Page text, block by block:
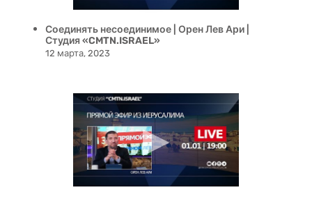
Соединять несоединимое | Орен Лев Ари |
Студия «CMTN.ISRAEL»
12 марта, 2023